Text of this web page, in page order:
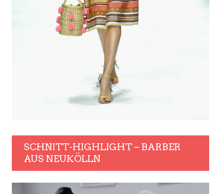
SCHNITT-HIGHLIGHT – BARBER
AUS NEUKÖLLN